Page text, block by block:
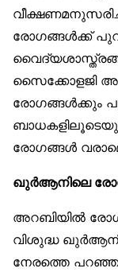
രോഗങ്ങൾക്ക്
സൈക്കോളജി
രോഗങ്ങൾക്കും
രോഗങ്ങൾ
ഖുർആനിലെ
അറബിയിൽ
വിശുദ്ധ
നേരത്തെ